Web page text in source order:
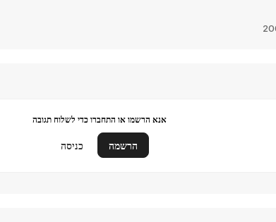
אנא הרשמו או התחברו כדי לשלוח תגובה
הרשמה כניסה